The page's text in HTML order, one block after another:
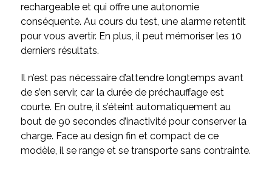
rechargeable et qui offre une autonomie
conséquente. Au cours du test, une alarme retentit
pour vous avertir. En plus, il peut mémoriser les 10
derniers résultats.
Il n’est pas nécessaire d’attendre longtemps avant
de s’en servir, car la durée de préchauffage est
courte. En outre, il s’éteint automatiquement au
bout de 90 secondes d’inactivité pour conserver la
charge. Face au design fin et compact de ce
modèle, il se range et se transporte sans contrainte.